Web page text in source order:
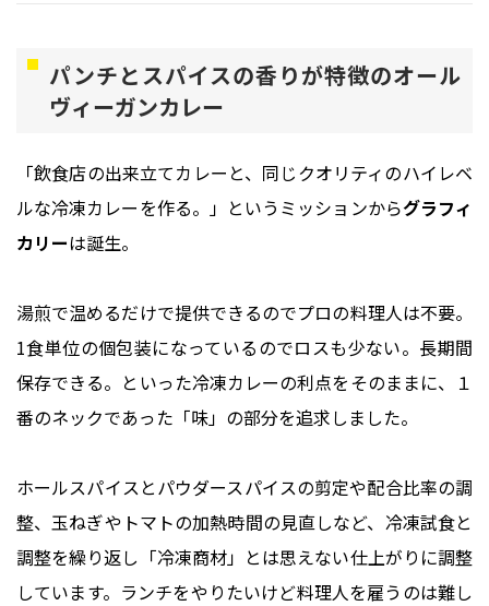
パンチとスパイスの香りが特徴のオール
ヴィーガンカレー
「飲食店の出来立てカレーと、同じクオリティのハイレベ
ルな冷凍カレーを作る。」というミッションからグラフィ
カリーは誕生。
湯煎で温めるだけで提供できるのでプロの料理人は不要。
1食単位の個包装になっているのでロスも少ない。長期間
保存できる。といった冷凍カレーの利点をそのままに、１
番のネックであった「味」の部分を追求しました。
ホールスパイスとパウダースパイスの剪定や配合比率の調
整、玉ねぎやトマトの加熱時間の見直しなど、冷凍試食と
調整を繰り返し「冷凍商材」とは思えない仕上がりに調整
しています。ランチをやりたいけど料理人を雇うのは難し